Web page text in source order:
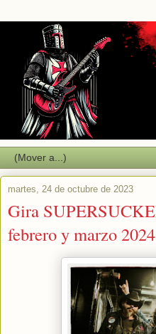
martes, 24 de octubre de 2023
Gira
febrero y marzo 2024